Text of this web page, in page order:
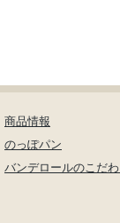
商品情報
のっぽパン
バンデロールのこだ